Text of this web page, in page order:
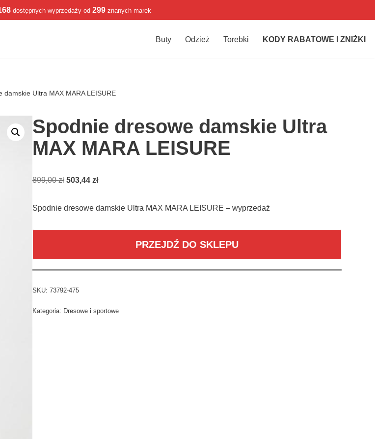
dostępnych wyprzedaży od 299 znanych marek
Buty Odzież Torebki KODY RABATOWE I ZNIŻKI
damskie Ultra MAX MARA LEISURE
Spodnie dresowe damskie Ultra
MAX MARA LEISURE
899,00zł 503,44 zł
Spodnie dresowe damskie Ultra MAX MARA LEISURE – wyprzedaż
PRZEJDŹ DO SKLEPU
SKU: 73792-475
Kategoria: Dresowe i sportowe